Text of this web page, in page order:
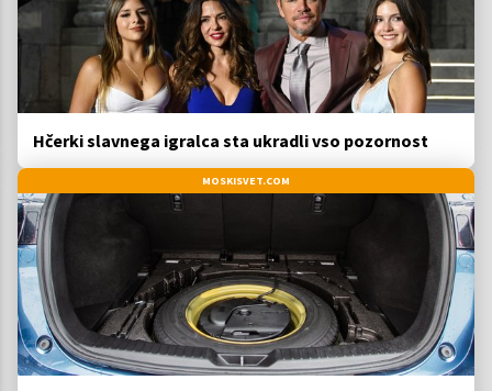
Hčerki slavnega igralca sta ukradli vso pozornost
MOSKISVET.COM